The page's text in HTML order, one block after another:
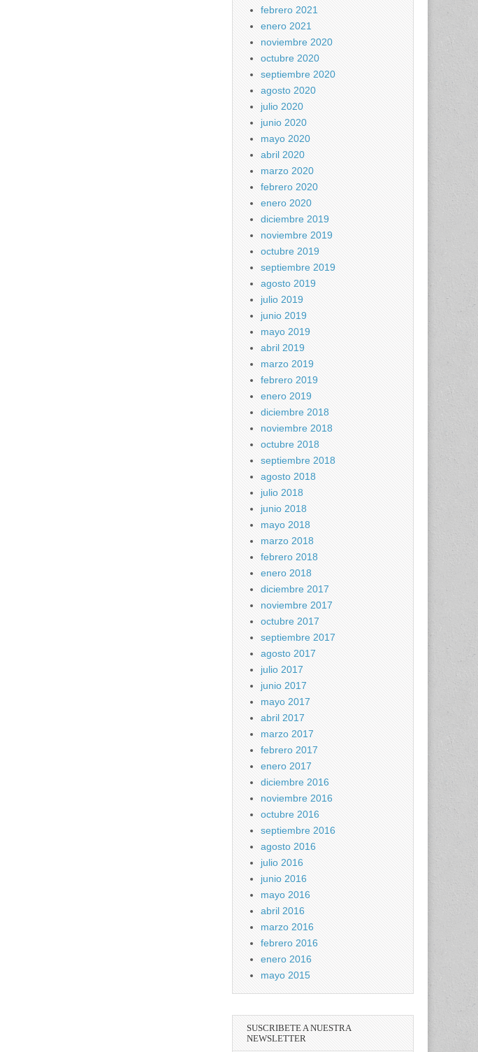
febrero 2021
enero 2021
noviembre 2020
octubre 2020
septiembre 2020
agosto 2020
julio 2020
junio 2020
mayo 2020
abril 2020
marzo 2020
febrero 2020
enero 2020
diciembre 2019
noviembre 2019
octubre 2019
septiembre 2019
agosto 2019
julio 2019
junio 2019
mayo 2019
abril 2019
marzo 2019
febrero 2019
enero 2019
diciembre 2018
noviembre 2018
octubre 2018
septiembre 2018
agosto 2018
julio 2018
junio 2018
mayo 2018
marzo 2018
febrero 2018
enero 2018
diciembre 2017
noviembre 2017
octubre 2017
septiembre 2017
agosto 2017
julio 2017
junio 2017
mayo 2017
abril 2017
marzo 2017
febrero 2017
enero 2017
diciembre 2016
noviembre 2016
octubre 2016
septiembre 2016
agosto 2016
julio 2016
junio 2016
mayo 2016
abril 2016
marzo 2016
febrero 2016
enero 2016
mayo 2015
SUSCRIBETE A NUESTRA
NEWSLETTER